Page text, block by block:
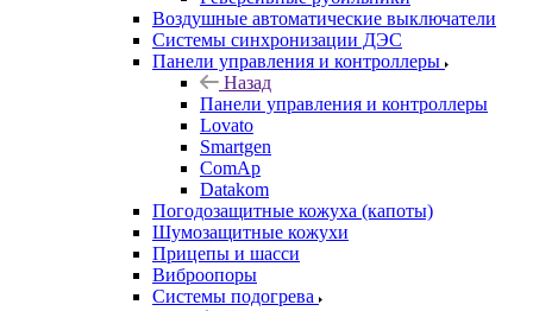
Воздушные автоматические выключатели
Системы синхронизации ДЭС
Панели управления и контроллеры
Назад
Панели управления и контроллеры
Lovato
Smartgen
ComAp
Datakom
Погодозащитные кожуха (капоты)
Шумозащитные кожухи
Прицепы и шасси
Виброопоры
Системы подогрева